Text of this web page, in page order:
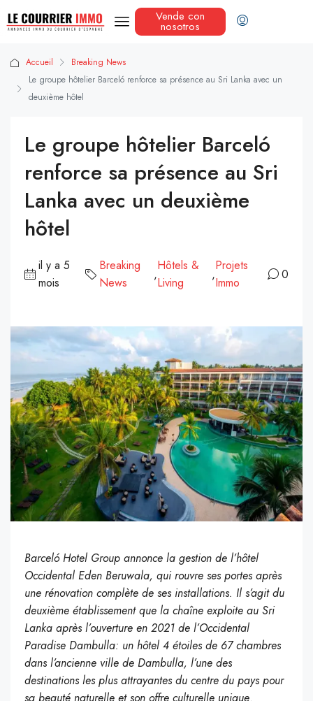
Vende con
nosotros
Accueil
Breaking News
Le groupe hôtelier Barceló renforce sa présence au Sri Lanka avec un
deuxième hôtel
Le groupe hôtelier Barceló
renforce sa présence au Sri
Lanka avec un deuxième
hôtel
il y a 5
mois
Breaking
News
,
Hôtels &
Living
,
Projets
Immo
0
Barceló Hotel Group annonce la gestion de l’hôtel
Occidental Eden Beruwala, qui rouvre ses portes après
une rénovation complète de ses installations. Il s’agit du
deuxième établissement que la chaîne exploite au Sri
Lanka après l’ouverture en 2021 de l’Occidental
Paradise Dambulla: un hôtel 4 étoiles de 67 chambres
dans l’ancienne ville de Dambulla, l’une des
destinations les plus attrayantes du centre du pays pour